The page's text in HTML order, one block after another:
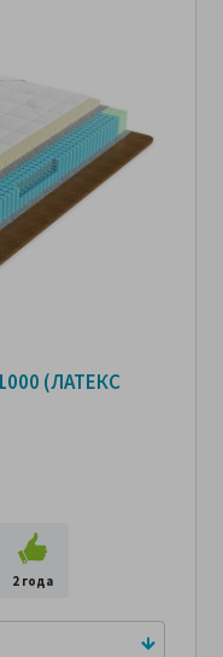
(ЛАТЕКС
2 года